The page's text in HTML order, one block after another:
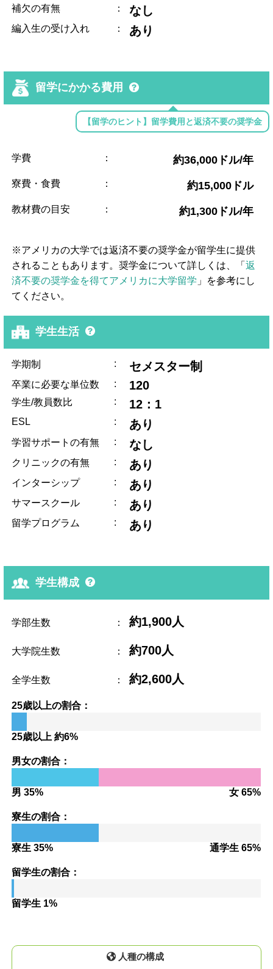
補欠の有無 ： なし
編入生の受け入れ ： あり
留学にかかる費用
【留学のヒント】留学費用と返済不要の奨学金
学費 ： 約36,000ドル/年
寮費・食費 ： 約15,000ドル
教材費の目安 ： 約1,300ドル/年
※アメリカの大学では返済不要の奨学金が留学生に提供
されることもあります。奨学金について詳しくは、「返
済不要の奨学金を得てアメリカに大学留学 」を参考にし
てください。
学生生活
学期制 : セメスター制
卒業に必要な単位数 : 120
学生/教員数比 : 12：1
ESL : あり
学習サポートの有無 : なし
クリニックの有無 : あり
インターシップ : あり
サマースクール : あり
留学プログラム : あり
学生構成
学部生数 ： 約1,900人
大学院生数 ： 約700人
全学生数 ： 約2,600人
25歳以上の割合：
25歳以上 約6%
男女の割合：
男 35% 女 65%
寮生の割合：
寮生 35% 通学生 65%
留学生の割合：
留学生 1%
人種の構成